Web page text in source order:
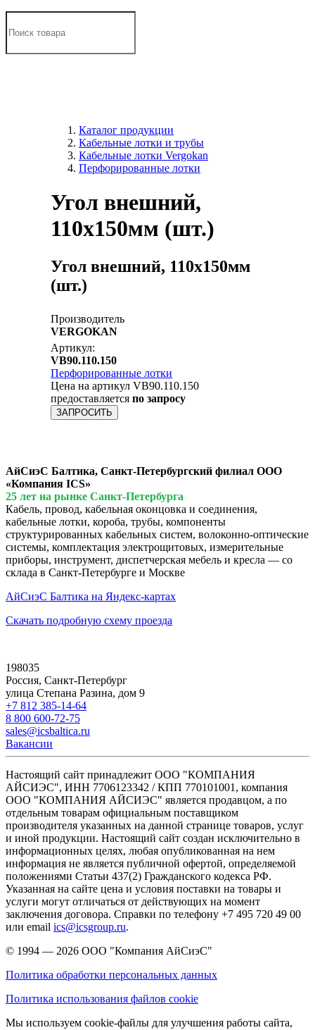
Каталог продукции
Кабельные лотки и трубы
Кабельные лотки Vergokan
Перфорированные лотки
Угол внешний,
110х150мм (шт.)
Угол внешний, 110х150мм
(шт.)
Производитель
VERGOKAN
Артикул:
VB90.110.150
Перфорированные лотки
Цена на артикул VB90.110.150
предоставляется по запросу
ЗАПРОСИТЬ
АйСиэС Балтика, Санкт-Петербургский филиал ООО
«Компания ICS»
25 лет на рынке Санкт-Петербурга
Кабель, провод, кабельная оконцовка и соединения,
кабельные лотки, короба, трубы, компоненты
структурированных кабельных систем, волоконно-оптические
системы, комплектация электрощитовых, измерительные
приборы, инструмент, диспетчерская мебель и кресла — со
склада в Санкт-Петербурге и Москве
АйСиэС Балтика на Яндекс-картах
Скачать подробную схему проезда
198035
Россия, Санкт-Петербург
улица Степана Разина, дом 9
+7 812 385-14-64
8 800 600-72-75
sales@icsbaltica.ru
Вакансии
Настоящий сайт принадлежит ООО "КОМПАНИЯ
АЙСИЭС", ИНН 7706123342 / КПП 770101001, компания
ООО "КОМПАНИЯ АЙСИЭС" является продавцом, а по
отдельным товарам официальным поставщиком
производителя указанных на данной странице товаров, услуг
и иной продукции. Настоящий сайт создан исключительно в
информационных целях, любая опубликованная на нем
информация не является публичной офертой, определяемой
положениями Статьи 437(2) Гражданского кодекса РФ.
Указанная на сайте цена и условия поставки на товары и
услуги могут отличаться от действующих на момент
заключения договора. Справки по телефону +7 495 720 49 00
или email ics@icsgroup.ru.
© 1994 — 2026 ООО "Компания АйСиэС"
Политика обработки персональных данных
Политика использования файлов cookie
Мы используем cookie-файлы для улучшения работы сайта,